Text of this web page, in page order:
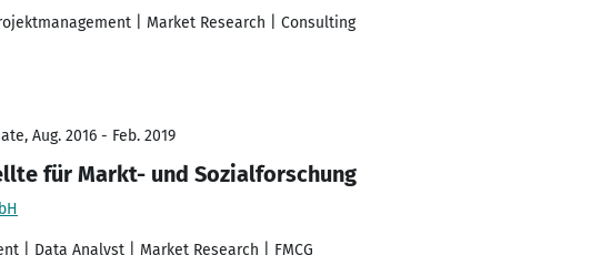
| Market Research | Consulting
Aug. 2016 - Feb. 2019
für Markt- und Sozialforschung
| Data Analyst | Market Research | FMCG